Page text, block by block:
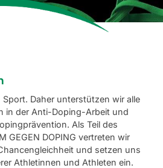
Daher unterstützen wir alle
in der Anti-Doping-Arbeit und
Als Teil des
GEGEN DOPING vertreten wir
und setzen uns
Athletinnen und Athleten ein.
Gewalt